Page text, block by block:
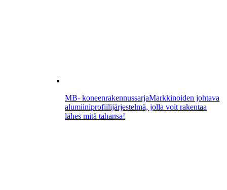
MB- koneenrakennussarjaMarkkinoiden johtava
alumiiniprofiilijärjestelmä, jolla voit rakentaa
lähes mitä tahansa!